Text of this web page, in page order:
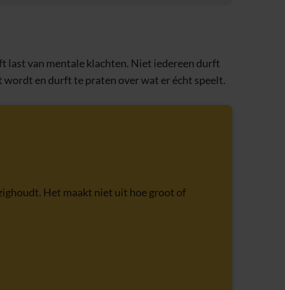
last van mentale klachten. Niet iedereen durft
wordt en durft te praten over wat er écht speelt.
Het maakt niet uit hoe groot of